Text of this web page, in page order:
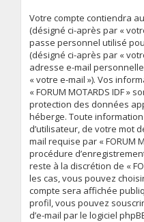
Votre compte contiendra
(désigné ci-après par «
passe personnel utilisé
(désigné ci-après par «
adresse e-mail
« votre e-mail »). Vos
« FORUM MOTARDS IDF »
protection des données
héberge. Toute
d’utilisateur, de votre mot
mail requise par « FORUM
procédure
reste à la discrétion de «
les cas, vous pouvez
compte sera affichée
profil, vous pouvez
d’e-mail par le logiciel